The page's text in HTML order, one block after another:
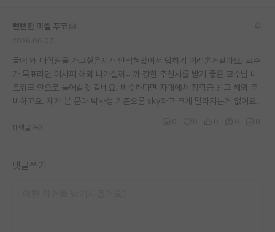
뻔뻔한 미셸 푸코
글에 왜 대학원을 가고싶은지가 안적혀있어서 답하기 어려운거같아요. 교수
가 목표라면 어차피 해외 나가실꺼니까 강한 추천서를 받기 좋은 교수님 네
트워크 안으로 들어갈것 같네요. 비슷하다면 자대에서 장학금 받고 해외 준
비하고요. 제가 본 문과 박사생 기준으론 sky라고 크게 달라지는거 없어요.
대댓글 쓰기
댓글쓰기